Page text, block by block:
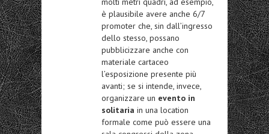
è plausibile avere anche 6/7
promoter che, sin dall’ingresso
dello stesso, possano
pubblicizzare anche con
materiale cartaceo
l’esposizione presente più
avanti; se si intende, invece,
organizzare un evento in
solitaria in una location
formale come può essere una